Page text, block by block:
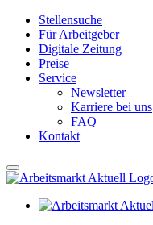
Stellensuche
Für Arbeitgeber
Digitale Zeitung
Preise
Service
Newsletter
Karriere bei uns
FAQ
Kontakt